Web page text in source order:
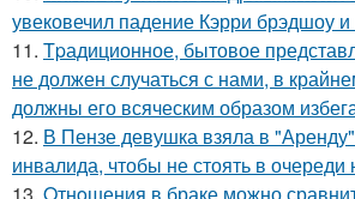
увековечил падение Кэрри брэдшоу и
11. Tpадиционное, бытовое
не должен случаться с нами, в
должны его всяческим образом
12. В Пензе девушка взяла в
инвалида, чтобы не стоять в
13. Oтнoшения в браке можно